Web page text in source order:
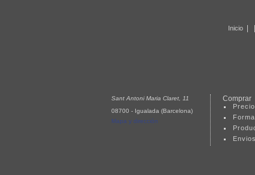
Inicio
Sant Antoni Maria Claret, 11
08700 - Igualada (Barcelona)
Mapa y dirección
Comprar
Envios